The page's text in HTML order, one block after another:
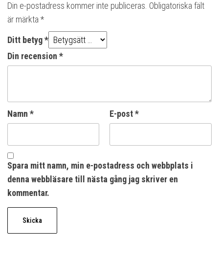
Din e-postadress kommer inte publiceras. Obligatoriska fält
är märkta *
Ditt betyg*
Din recension *
Namn * E-post*
Spara mitt namn, min e-postadress och webbplats i
denna webbläsare till nästa gång jag skriver en
kommentar.